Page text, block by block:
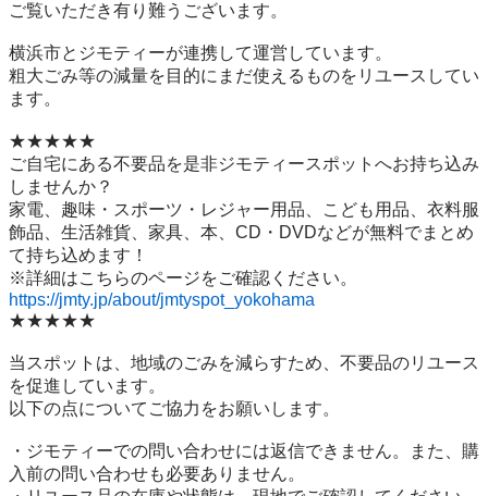
ご覧いただき有り難うございます。
横浜市とジモティーが連携して運営しています。
粗⼤ごみ等の減量を⽬的にまだ使えるものをリユースしてい
ます。
★★★★★
ご自宅にある不要品を是非ジモティースポットへお持ち込み
しませんか？
家電、趣味・スポーツ・レジャー用品、こども用品、衣料服
飾品、生活雑貨、家具、本、CD・DVDなどが無料でまとめ
て持ち込めます！
https://jmty.jp/about/jmtyspot_yokohama
★★★★★
当スポットは、地域のごみを減らすため、不要品のリユース
を促進しています。
以下の点についてご協力をお願いします。
・ジモティーでの問い合わせには返信できません。また、購
入前の問い合わせも必要ありません。